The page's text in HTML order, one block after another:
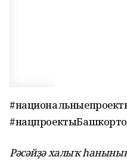
Рәсәйҙә халыҡ